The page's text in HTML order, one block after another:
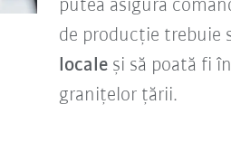
putea asigura
de producție trebuie
localeși să poată fi
granițelor țării.